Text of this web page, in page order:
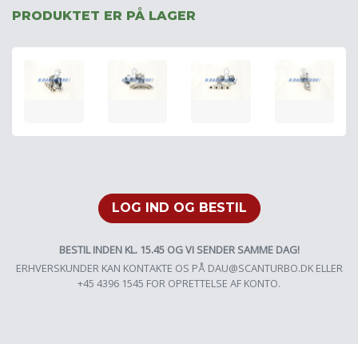
PRODUKTET ER PÅ LAGER
LOG IND OG BESTIL
BESTIL INDEN KL. 15.45 OG VI SENDER SAMME DAG!
ERHVERSKUNDER KAN KONTAKTE OS PÅ DAU@SCANTURBO.DKELLER
+45 4396 1545 FOR OPRETTELSE AF KONTO.